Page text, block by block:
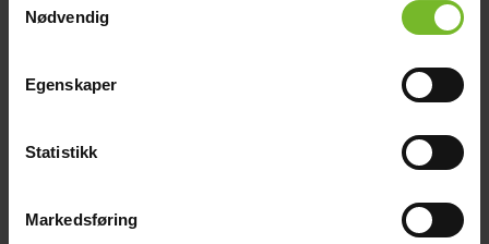
Nødvendig
Egenskaper
Statistikk
Markedsføring
30 päivän alin hinta: